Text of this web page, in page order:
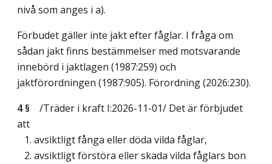
nivå som anges i a).
Förbudet gäller inte jakt efter fåglar. I fråga om
sådan jakt finns bestämmelser med motsvarande
innebörd i jaktlagen (1987:259) och
jaktförordningen (1987:905). Förordning (2026:230).
4 §
/Träder i kraft I:2026-11-01/ Det är förbjudet
att
1. avsiktligt fånga eller döda vilda fåglar,
2. avsiktligt förstöra eller skada vilda fåglars bon